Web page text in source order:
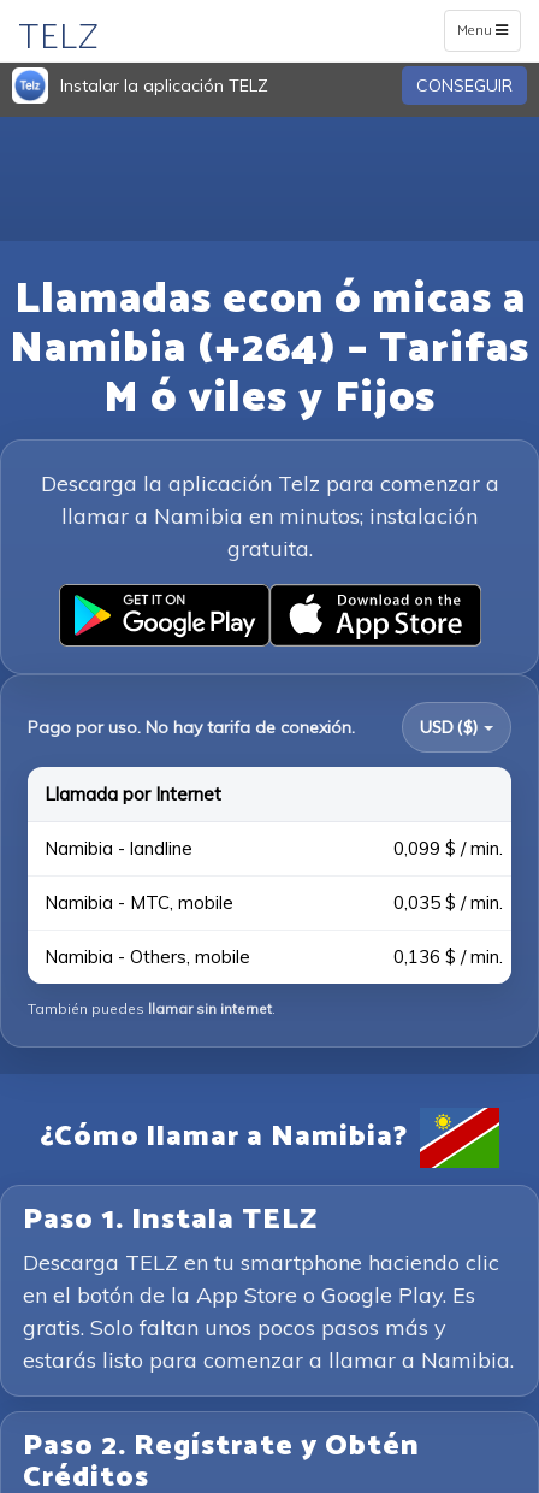
Toggle
navigation
Menu
TELZ
Instalar la aplicación TELZ CONSEGUIR
Llamadas econ ó micas a
Namibia (+264) – Tarifas
M ó viles y Fijos
Descarga la aplicación Telz para comenzar a
llamar a Namibia en minutos; instalación
gratuita.
Pago por uso. No hay tarifa de conexión. USD ($)
Llamada por Internet
Namibia - landline 0,099 $ / min.
Namibia - MTC, mobile 0,035 $ / min.
Namibia - Others, mobile 0,136 $ / min.
También puedes llamar sin internet.
¿Cómo llamar a Namibia?
Paso 1. Instala TELZ
Descarga TELZ en tu smartphone haciendo clic
en el botón de la App Store o Google Play. Es
gratis. Solo faltan unos pocos pasos más y
estarás listo para comenzar a llamar a Namibia.
Paso 2. Regístrate y Obtén
Créditos